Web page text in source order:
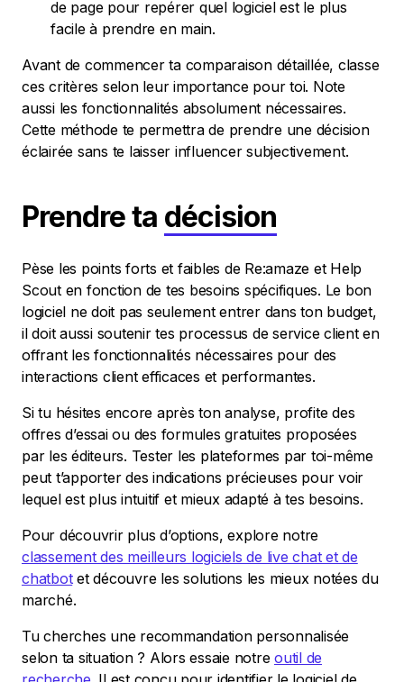
de page pour repérer quel logiciel est le plus
facile à prendre en main.
Avant de commencer ta comparaison détaillée, classe
ces critères selon leur importance pour toi. Note
aussi les fonctionnalités absolument nécessaires.
Cette méthode te permettra de prendre une décision
éclairée sans te laisser influencer subjectivement.
Prendre ta décision
Pèse les points forts et faibles de Re:amaze et Help
Scout en fonction de tes besoins spécifiques. Le bon
logiciel ne doit pas seulement entrer dans ton budget,
il doit aussi soutenir tes processus de service client en
offrant les fonctionnalités nécessaires pour des
interactions client efficaces et performantes.
Si tu hésites encore après ton analyse, profite des
offres d’essai ou des formules gratuites proposées
par les éditeurs. Tester les plateformes par toi-même
peut t’apporter des indications précieuses pour voir
lequel est plus intuitif et mieux adapté à tes besoins.
Pour découvrir plus d’options, explore notre
classement des meilleurs logiciels de live chat et de
chatbotet découvre les solutions les mieux notées du
marché.
Tu cherches une recommandation personnalisée
selon ta situation ? Alors essaie notre outil de